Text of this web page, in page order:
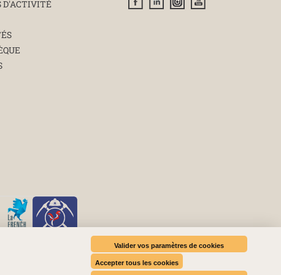
Valider vos paramètres de cookies
Accepter tous les cookies
D'ACTIVITÉ